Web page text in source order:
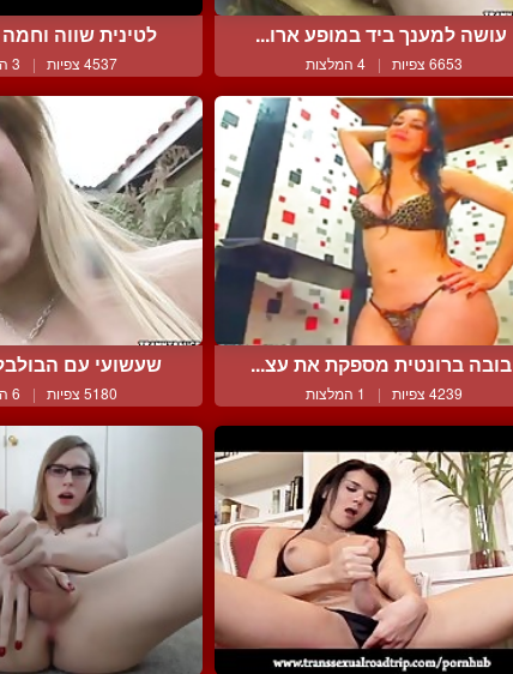
עושה למענך ביד במופע ארו...
6653 צפיות | 4 המלצות
לטינית שווה
4537 צפיות | 3 המלצות
בובה ברונטית מספקת את עצ...
4239 צפיות | 1 המלצות
שעשועי עם
5180 צפיות | 6 המלצות